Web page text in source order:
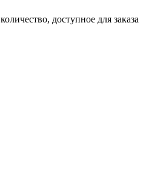
доступное для заказа